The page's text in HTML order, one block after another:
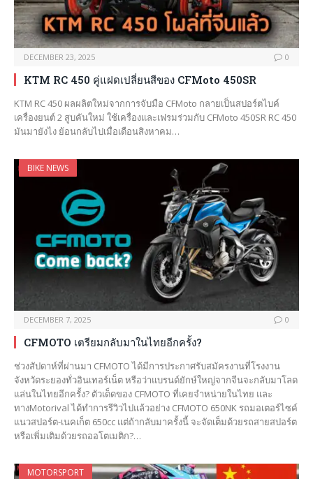
DECEMBER 23, 2025 0
KTM RC 450 คู่แฝดเปลี่ยนสีของ CFMoto 450SR
KTM RC 450 ผลผลิตใหม่จากการจับมือ CFMoto กลายเป็นสปอร์ตไบค์
เครื่องยนต์ 2 สูบคันใหม่ ใช้เครื่องและเฟรมร่วมกับ CFMoto 450SR RC 450
มันมายังไง ย้อนกลับไปเมื่อเดือนสิงหาคม…
BIKE NEWS
DECEMBER 7, 2025 0
CFMOTO เตรียมกลับมาในไทยอีกครั้ง?
ช่วงสัปดาห์ที่ผ่านมา CFMOTO ได้มีการประกาศรับสมัครงานที่โรงงาน
จังหวัดระยองทั่วอินเทอร์เน็ต หรือว่าแบรนด์ยักษ์ใหญ่จากจีนจะกลับมาโลด
แล่นในไทยอีกครั้ง? ตัวเด็ดของ CFMOTO ที่เคยจำหน่ายในไทย และ
ทางMotorival ได้ทำการรีวิวไปแล้วอย่าง CFMOTO 650NK รถมอเตอร์ไซค์
แนวสปอร์ต-เนคเก็ต 650cc แต่ถ้ากลับมาครั้งนี้ จะจัดเต็มด้วยรถสายสปอร์ต
หรือเพิ่มเติมด้วยรถออโตเมติก?…
MOTORSPORT